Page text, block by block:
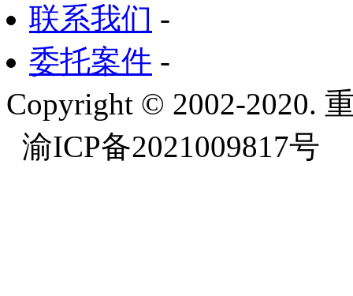
联系我们 -
委托案件 -
Copyright © 2002-2020.
渝ICP备2021009817号